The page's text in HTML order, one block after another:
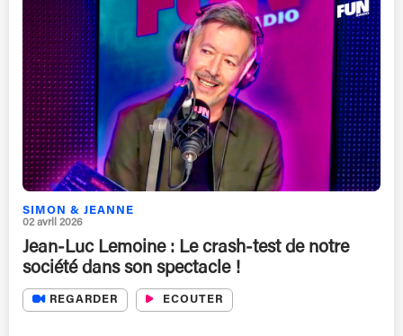
SIMON & JEANNE
02 avril 2026
Jean-Luc Lemoine : Le crash-test de notre
société dans son spectacle !
REGARDER ECOUTER